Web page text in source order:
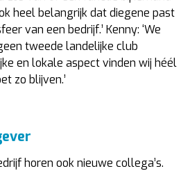
heel belangrijk dat diegene past
van een bedrijf.’ Kenny: ‘We
tweede landelijke club
en lokale aspect vinden wij héél
zo blijven.’
horen ook nieuwe collega’s.